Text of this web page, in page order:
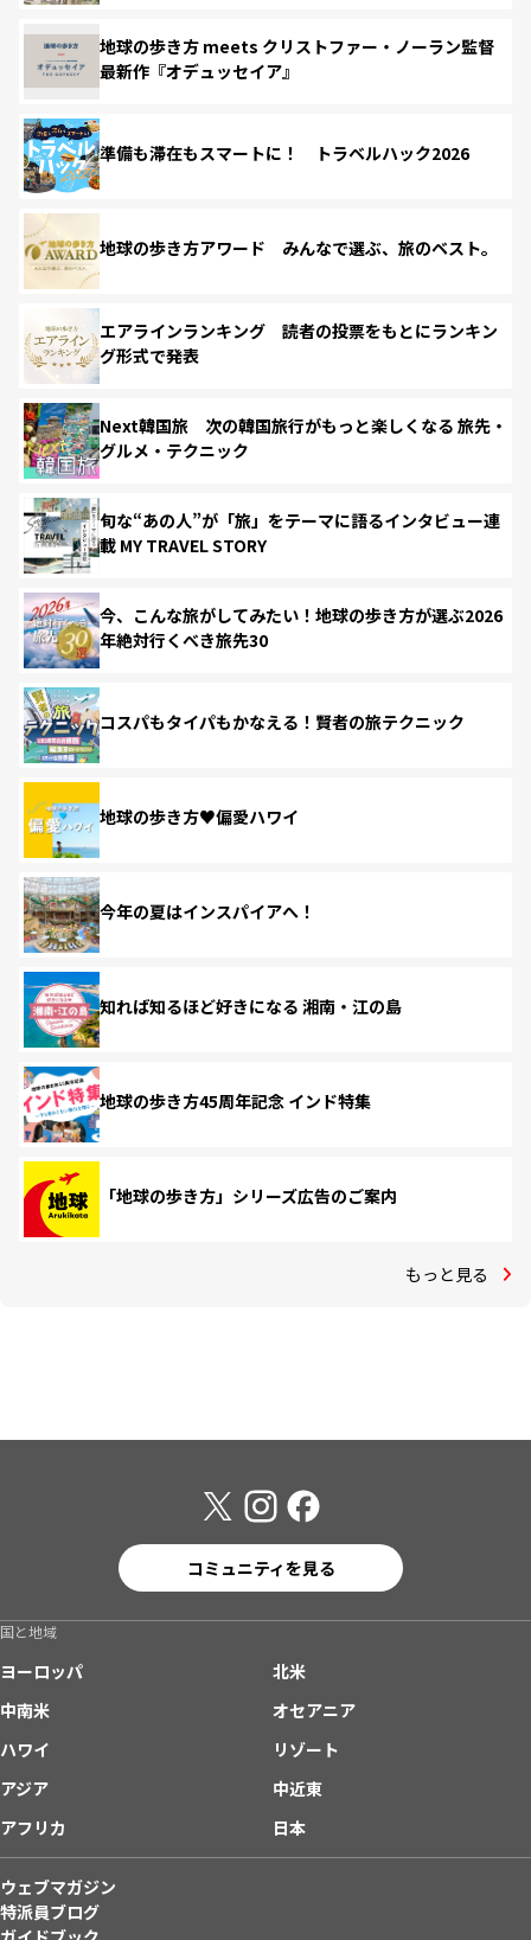
地球の歩き方 meets クリストファー・ノーラン監督
最新作『オデュッセイア』
準備も滞在もスマートに！ トラベルハック2026
地球の歩き方アワード みんなで選ぶ、旅のベスト。
エアラインランキング 読者の投票をもとにランキン
グ形式で発表
Next韓国旅 次の韓国旅行がもっと楽しくなる 旅先・
グルメ・テクニック
旬な“あの人”が「旅」をテーマに語るインタビュー連
載 MY TRAVEL STORY
今、こんな旅がしてみたい！地球の歩き方が選ぶ2026
年絶対行くべき旅先30
コスパもタイパもかなえる！賢者の旅テクニック
地球の歩き方♥偏愛ハワイ
今年の夏はインスパイアへ！
知れば知るほど好きになる 湘南・江の島
地球の歩き方45周年記念 インド特集
「地球の歩き方」シリーズ広告のご案内
もっと見る
コミュニティを見る
国と地域
ヨーロッパ
北米
中南米
オセアニア
ハワイ
リゾート
アジア
中近東
アフリカ
日本
ウェブマガジン
特派員ブログ